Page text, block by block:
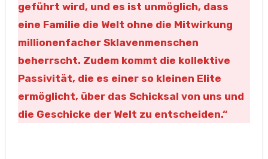
geführt wird, und es ist unmöglich, dass
eine Familie die Welt ohne die Mitwirkung
millionenfacher Sklavenmenschen
beherrscht. Zudem kommt die kollektive
Passivität, die es einer so kleinen Elite
ermöglicht, über das Schicksal von uns und
die Geschicke der Welt zu entscheiden.“